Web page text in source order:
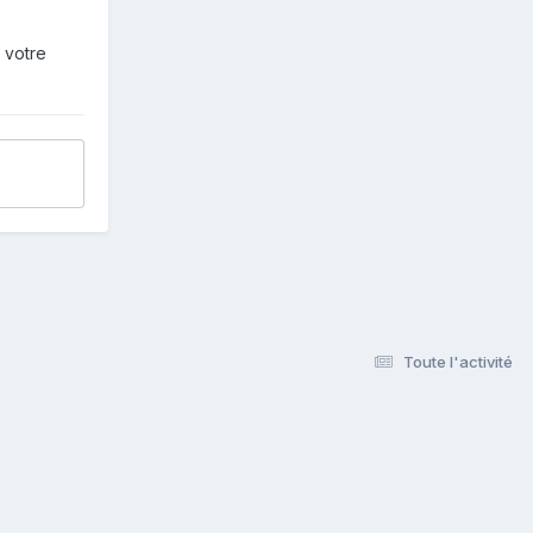
Toute l'activité